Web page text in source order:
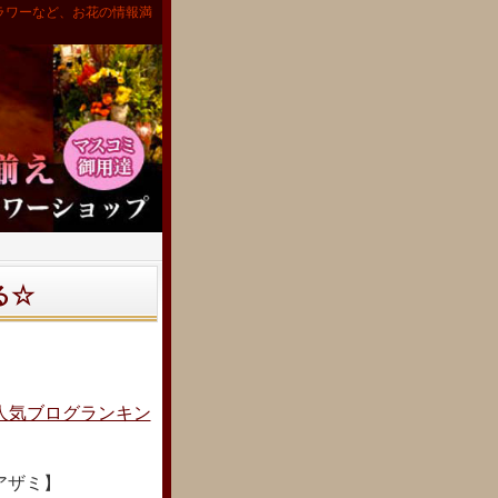
ーなど、お花の情報満
☆
ブログランキン
ミ】